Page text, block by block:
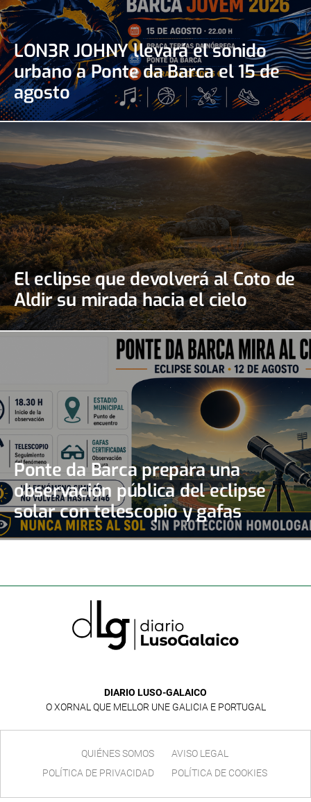
LON3R JOHNY llevará el sonido
urbano a Ponte da Barca el 15 de
agosto
El eclipse que devolverá al Coto de
Aldir su mirada hacia el cielo
Ponte da Barca prepara una
observación pública del eclipse
solar con telescopio y gafas
certificadas
DIARIO LUSO-GALAICO
O XORNAL QUE MELLOR UNE GALICIA E PORTUGAL
QUIÉNES SOMOS
AVISO LEGAL
POLÍTICA DE PRIVACIDAD
POLÍTICA DE COOKIES